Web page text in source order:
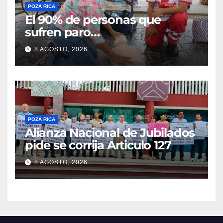
POZA RICA
El 90% de personas que
sufren paro
cardiorrespiratorio mueren
8 AGOSTO, 2026
POZA RICA
Alianza Nacional de Jubilados
pide se corrija Articulo 127
8 AGOSTO, 2026